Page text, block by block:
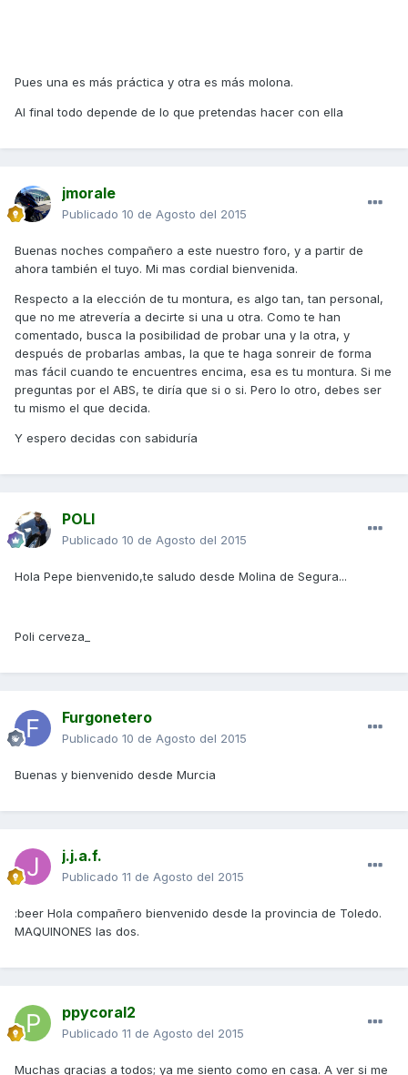
Pues una es más práctica y otra es más molona.
Al final todo depende de lo que pretendas hacer con ella
jmorale
Publicado 10 de Agosto del 2015
Buenas noches compañero a este nuestro foro, y a partir de
ahora también el tuyo. Mi mas cordial bienvenida.
Respecto a la elección de tu montura, es algo tan, tan personal,
que no me atrevería a decirte si una u otra. Como te han
comentado, busca la posibilidad de probar una y la otra, y
después de probarlas ambas, la que te haga sonreir de forma
mas fácil cuando te encuentres encima, esa es tu montura. Si me
preguntas por el ABS, te diría que si o si. Pero lo otro, debes ser
tu mismo el que decida.
Y espero decidas con sabiduría
POLI
Publicado 10 de Agosto del 2015
Hola Pepe bienvenido,te saludo desde Molina de Segura...
Poli cerveza_
Furgonetero
Publicado 10 de Agosto del 2015
Buenas y bienvenido desde Murcia
j.j.a.f.
Publicado 11 de Agosto del 2015
:beer Hola compañero bienvenido desde la provincia de Toledo.
MAQUINONES las dos.
ppycoral2
Publicado 11 de Agosto del 2015
Muchas gracias a todos; ya me siento como en casa. A ver si me